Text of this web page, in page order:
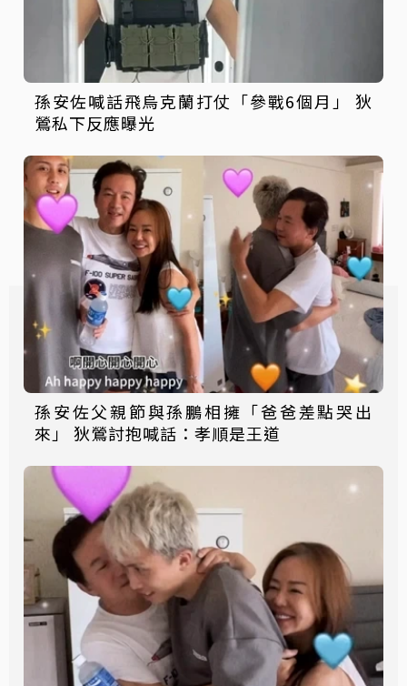
孫安佐喊話飛烏克蘭打仗「參戰6個月」 狄
鶯私下反應曝光
孫安佐父親節與孫鵬相擁「爸爸差點哭出
來」 狄鶯討抱喊話：孝順是王道